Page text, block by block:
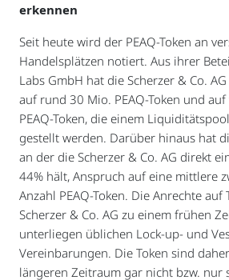
erkennen
Seit heute wird der PEAQ-Token an
Handelsplätzen notiert. Aus ihrer
Labs GmbH hat die Scherzer & Co.
auf rund 30 Mio. PEAQ-Token und
PEAQ-Token, die einem
gestellt werden. Darüber hinaus hat
an der die Scherzer & Co. AG direkt
44% hält, Anspruch auf eine mittlere
Anzahl PEAQ-Token. Die Anrechte
Scherzer & Co. AG zu einem frühen
unterliegen üblichen Lock-up- und
Vereinbarungen. Die Token sind
längeren Zeitraum gar nicht bzw. nur